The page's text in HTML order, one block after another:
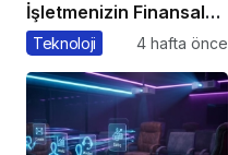
İşletmenizin Finansal
Yönetiminde Devrim
Teknoloji 4 hafta önce